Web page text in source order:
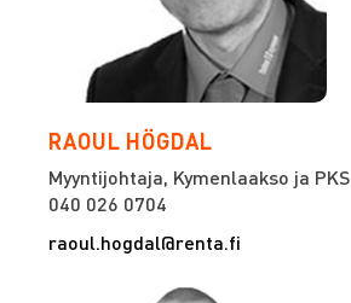
RAOUL HÖGDAL
Myyntijohtaja, Kymenlaakso ja PKS
040 026 0704
raoul.hogdal@renta.fi